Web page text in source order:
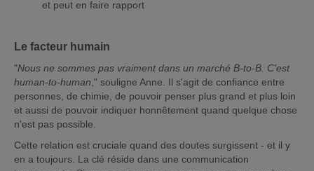
et peut en faire rapport
Le facteur humain
"Nous ne sommes pas vraiment dans un marché B-to-B. C'est
human-to-human ," souligne Anne. Il s'agit de confiance entre
personnes, de chimie, de pouvoir penser plus grand et plus loin
et aussi de pouvoir indiquer honnêtement quand quelque chose
n'est pas possible.
Cette relation est cruciale quand des doutes surgissent - et il y
en a toujours. La clé réside dans une communication